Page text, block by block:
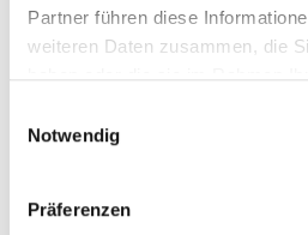
Partner führen diese
weiteren Daten zusammen, die
haben oder die sie im Rahmen
Notwendig
Präferenzen
Text und Bilder: Thomas Oberst